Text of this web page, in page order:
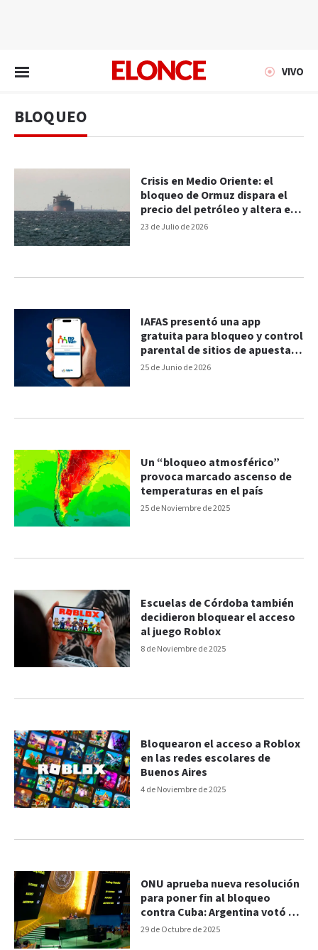
VIVO
BLOQUEO
23 de Julio de 2026
Crisis en Medio Oriente: el
bloqueo de Ormuz dispara el
precio del petróleo y altera el
comercio mundial
25 de Junio de 2026
IAFAS presentó una app
gratuita para bloqueo y control
parental de sitios de apuestas
ilegales
25 de Noviembre de 2025
Un “bloqueo atmosférico”
provoca marcado ascenso de
temperaturas en el país
8 de Noviembre de 2025
Escuelas de Córdoba también
decidieron bloquear el acceso
al juego Roblox
4 de Noviembre de 2025
Bloquearon el acceso a Roblox
en las redes escolares de
Buenos Aires
29 de Octubre de 2025
ONU aprueba nueva resolución
para poner fin al bloqueo
contra Cuba: Argentina votó en
contra